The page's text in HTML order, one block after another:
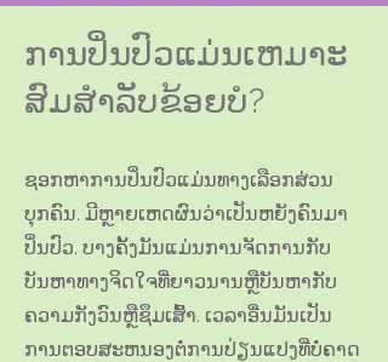
ການປິ່ນປົວແມ່ນເຫມາະ
ສົມສໍາລັບຂ້ອຍບໍ?
ຊອກຫາການປິ່ນປົວແມ່ນທາງເລືອກສ່ວນ
ບຸກຄົນ. ມີຫຼາຍເຫດຜົນວ່າເປັນຫຍັງຄົນມາ
ປິ່ນປົວ. ບາງຄັ້ງມັນແມ່ນການຈັດການກັບ
ບັນຫາທາງຈິດໃຈທີ່ຍາວນານຫຼືບັນຫາກັບ
ຄວາມກັງວົນຫຼືຊຶມເສົ້າ. ເວລາອື່ນມັນເປັນ
ການຕອບສະຫນອງຕໍ່ການປ່ຽນແປງທີ່ບໍ່ຄາດ